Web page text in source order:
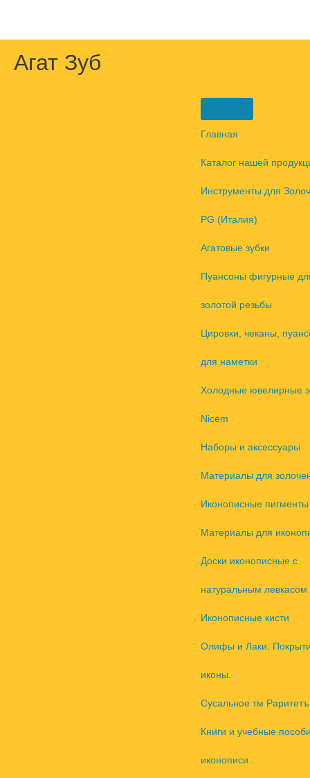
содержимому
Агат Зуб
Главная
Каталог нашей
Инструменты для
PG (Италия)
Агатовые зубки
Пуансоны фигурные
золотой резьбы
Цировки, чеканы,
для наметки
Холодные ювелирные
Nicem
Наборы и аксессуары
Материалы для
Иконописные пигменты
Материалы для
Доски иконописные с
натуральным левкасом
Иконописные кисти
Олифы и Лаки.
иконы.
Сусальное тм Раритетъ
Книги и учебные
иконописи